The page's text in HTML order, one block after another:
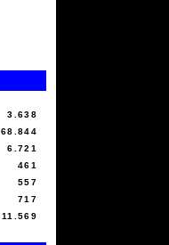
3.638
68.844
6.721
461
557
717
11.569